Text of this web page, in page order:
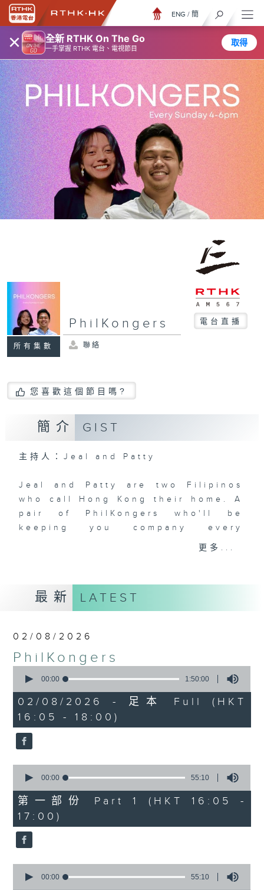
× 全新 RTHK On The Go
一手掌握 RTHK 電台、電視節目
取得
ENG / 簡
所有集數
PhilKongers 電台直播
聯絡
您喜歡這個節目嗎?
簡介 GIST
主持人：Jeal and Patty
Jeal and Patty are two Filipinos
who call Hong Kong their home. A
pair of PhilKongers who'll be
keeping you company every
Sunday afternoon here on Radio 3.
community in Hong Kong, with its
traditions, stories, people,
experiences, and of course...
Sunday afternoons - 4:05 to 6 -
更多...
最新 LATEST
02/08/2026
PhilKongers
seconds
1
hour,
50
minutes,
0
seconds
00:00 1:50:00
02/08/2026 - 足本 Full (HKT
16:05 - 18:00)
seconds
55
minutes,
10
seconds
00:00 55:10
第一部份 Part 1 (HKT 16:05 -
17:00)
seconds
00:00 55:10